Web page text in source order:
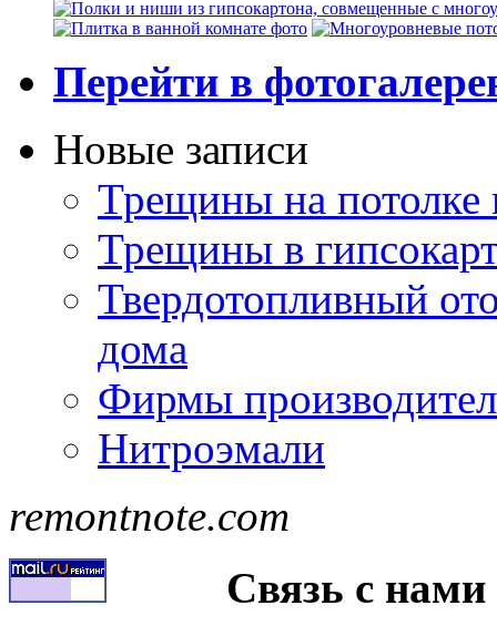
Перейти в
Новые записи
Трещины на потолке
Трещины в
Твердотопливный
дома
Фирмы
Нитроэмали
remontnote.com
Связь с